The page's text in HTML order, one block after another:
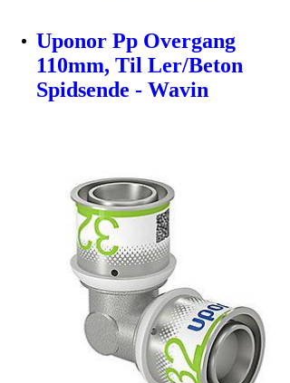
Uponor Pp Overgang
110mm, Til Ler/Beton
Spidsende - Wavin